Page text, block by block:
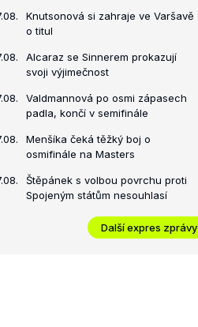
Knutsonová si zahraje ve Varšavě
o titul
Alcaraz se Sinnerem prokazují
svoji výjimečnost
Valdmannová po osmi zápasech
padla, končí v semifinále
Menšíka čeká těžký boj o
osmifinále na Masters
Štěpánek s volbou povrchu proti
Spojeným státům nesouhlasí
Další expres zprávy